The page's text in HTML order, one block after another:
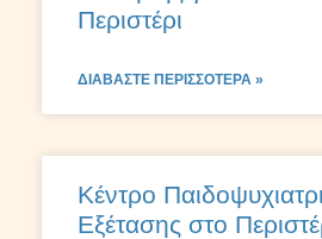
Περιστέρι
ΔΙΑΒΆΣΤΕ ΠΕΡΙΣΣΌΤΕΡΑ »
Κέντρο
Εξέτασης στο